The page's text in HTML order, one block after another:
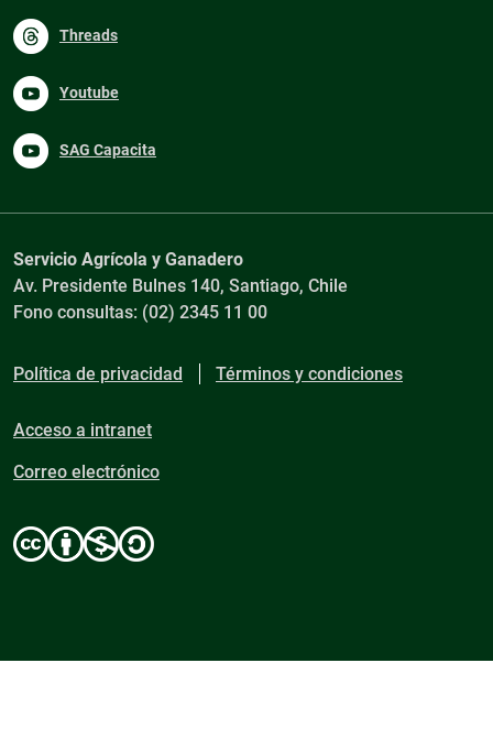
Threads
Youtube
SAG Capacita
Servicio Agrícola y Ganadero
Av. Presidente Bulnes 140, Santiago, Chile
Fono consultas: (02) 2345 11 00
Política de privacidad Términos y condiciones
Acceso a intranet
Correo electrónico